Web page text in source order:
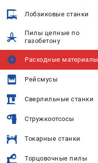
Лобзиковые станки
Пилы цепные по
газобетону
Расходные материалы
Рейсмусы
Сверлильные станки
Стружкоотсосы
Токарные станки
Торцовочные пилы